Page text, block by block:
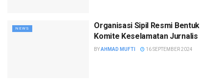
NEWS
Organisasi Sipil Resmi Bentuk
Komite Keselamatan Jurnalis
BYAHMAD MUFTI 16 SEPTEMBER 2024